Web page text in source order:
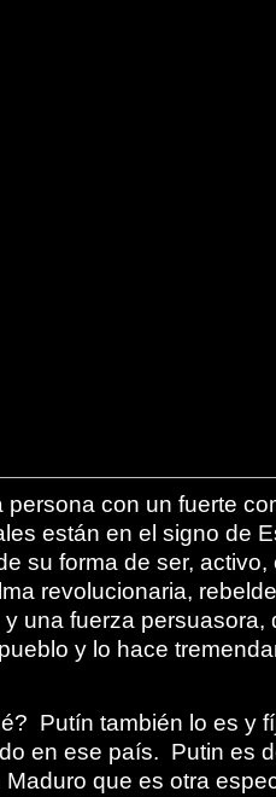
con un fuerte
están en el signo de
su forma de ser,
revolucionaria,
una fuerza
y lo hace
Putín también lo es y
en ese país. Putin es
que es otra